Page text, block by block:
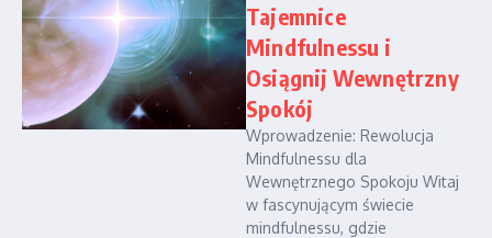
Tajemnice
Mindfulnessu i
Osiągnij Wewnętrzny
Spokój
Wprowadzenie: Rewolucja
Mindfulnessu dla
Wewnętrznego Spokoju Witaj
w fascynującym świecie
mindfulnessu, gdzie